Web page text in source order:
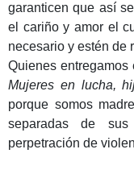
garanticen que así
el cariño y amor el
necesario y estén de
Quienes entregamos
Mujeres en lucha,
porque somos
separadas de
perpetración de